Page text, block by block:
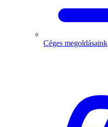
Céges megoldásaink